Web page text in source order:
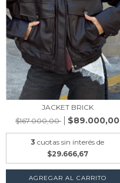
JACKET BRICK
$167.000,00
$89.000,00
3 cuotas sin interés de
$29.666,67
AGREGAR AL CARRITO